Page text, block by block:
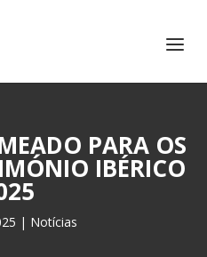
PARA OS
IBÉRICO
| Notícias